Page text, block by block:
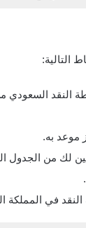
التالية:
النقد السعودي
موعد به.
لك من الجدول
في المملكة